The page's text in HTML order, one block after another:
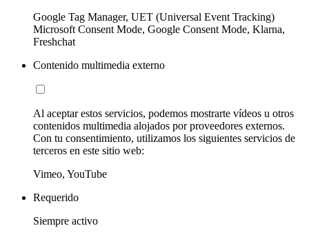
Google Tag Manager, UET (Universal Event Tracking)
Microsoft Consent Mode, Google Consent Mode, Klarna,
Freshchat
Contenido multimedia externo
Al aceptar estos servicios, podemos mostrarte vídeos u otros
contenidos multimedia alojados por proveedores externos.
Con tu consentimiento, utilizamos los siguientes servicios de
terceros en este sitio web:
Vimeo, YouTube
Requerido
Siempre activo